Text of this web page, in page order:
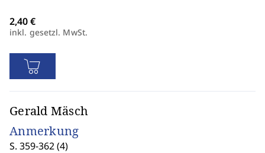
inkl. gesetzl. MwSt.
Gerald Mäsch
Anmerkung
S. 359-362 (4)